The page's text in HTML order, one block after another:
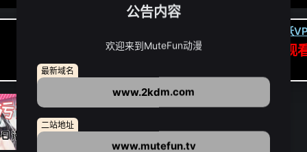
下载虎跃
APP高速专线可前往APP观
公告内容
欢迎来到MuteFun动漫
最新域名
www.2kdm.com
二站地址
www.mutefun.tv